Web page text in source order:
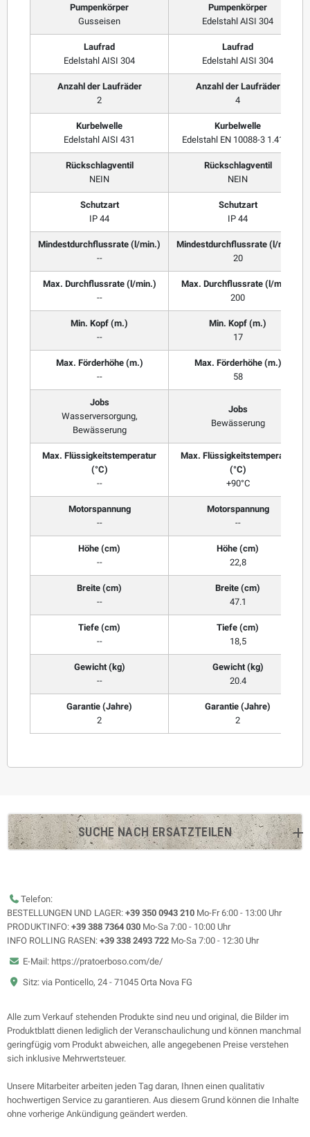
Pumpenkörper
Gusseisen
Pumpenkörper
Edelstahl AISI 304
Laufrad
Edelstahl AISI 304
Laufrad
Edelstahl AISI 304
Anzahl der Laufräder
2
Anzahl der Laufräder
4
Kurbelwelle
Edelstahl AISI 431
Kurbelwelle
Edelstahl EN 10088-3 1.4104
Rückschlagventil
NEIN
Rückschlagventil
NEIN
Schutzart
IP 44
Schutzart
IP 44
Mindestdurchflussrate (l/min.)
--
Mindestdurchflussrate (l/min.)
20
Max. Durchflussrate (l/min.)
--
Max. Durchflussrate (l/min.)
200
Min. Kopf (m.)
--
Min. Kopf (m.)
17
Max. Förderhöhe (m.)
--
Max. Förderhöhe (m.)
58
Jobs
Wasserversorgung,
Bewässerung
Jobs
Bewässerung
Max. Flüssigkeitstemperatur
(°C)
--
Max. Flüssigkeitstemperatur
(°C)
+90°C
Motorspannung
--
Motorspannung
--
Höhe (cm)
--
Höhe (cm)
22,8
Breite (cm)
--
Breite (cm)
47.1
Tiefe (cm)
--
Tiefe (cm)
18,5
Gewicht (kg)
--
Gewicht (kg)
20.4
Garantie (Jahre)
2
Garantie (Jahre)
2
SUCHE NACH ERSATZTEILEN
Telefon:
BESTELLUNGEN UND LAGER: +39 350 0943 210 Mo-Fr 6:00 - 13:00 Uhr
PRODUKTINFO: +39 388 7364 030 Mo-Sa 7:00 - 10:00 Uhr
INFO ROLLING RASEN: +39 338 2493 722 Mo-Sa 7:00 - 12:30 Uhr
E-Mail: https://pratoerboso.com/de/
Sitz: via Ponticello, 24 - 71045 Orta Nova FG
Alle zum Verkauf stehenden Produkte sind neu und original, die Bilder im
Produktblatt dienen lediglich der Veranschaulichung und können manchmal
geringfügig vom Produkt abweichen, alle angegebenen Preise verstehen
sich inklusive Mehrwertsteuer.
Unsere Mitarbeiter arbeiten jeden Tag daran, Ihnen einen qualitativ
hochwertigen Service zu garantieren. Aus diesem Grund können die Inhalte
ohne vorherige Ankündigung geändert werden.